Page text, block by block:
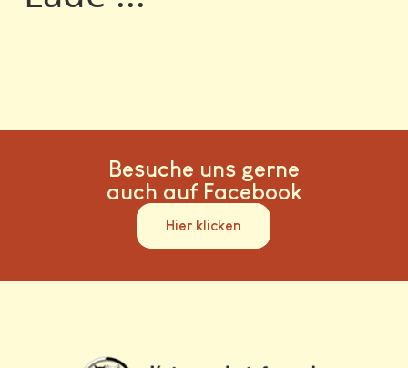
Besuche uns gerne
auch auf Facebook
Hier klicken